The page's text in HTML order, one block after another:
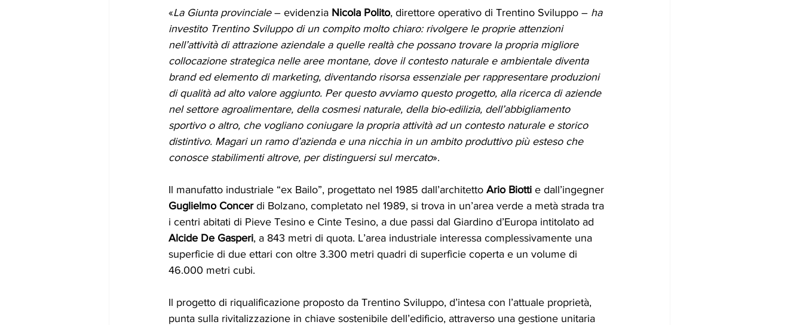
«La Giunta provinciale – evidenzia Nicola Polito, direttore operativo di Trentino Sviluppo – ha
investito Trentino Sviluppo di un compito molto chiaro: rivolgere le proprie attenzioni
nell’attività di attrazione aziendale a quelle realtà che possano trovare la propria migliore
collocazione strategica nelle aree montane, dove il contesto naturale e ambientale diventa
brand ed elemento di marketing, diventando risorsa essenziale per rappresentare produzioni
di qualità ad alto valore aggiunto. Per questo avviamo questo progetto, alla ricerca di aziende
nel settore agroalimentare, della cosmesi naturale, della bio-edilizia, dell’abbigliamento
sportivo o altro, che vogliano coniugare la propria attività ad un contesto naturale e storico
distintivo. Magari un ramo d’azienda e una nicchia in un ambito produttivo più esteso che
conosce stabilimenti altrove, per distinguersi sul mercato».
Il manufatto industriale “ex Bailo”, progettato nel 1985 dall’architetto Ario Biotti e dall’ingegner
Guglielmo Concer di Bolzano, completato nel 1989, si trova in un’area verde a metà strada tra
i centri abitati di Pieve Tesino e Cinte Tesino, a due passi dal Giardino d’Europa intitolato ad
Alcide De Gasperi, a 843 metri di quota. L’area industriale interessa complessivamente una
superficie di due ettari con oltre 3.300 metri quadri di superficie coperta e un volume di
46.000 metri cubi.
Il progetto di riqualificazione proposto da Trentino Sviluppo, d’intesa con l’attuale proprietà,
punta sulla rivitalizzazione in chiave sostenibile dell’edificio, attraverso una gestione unitaria